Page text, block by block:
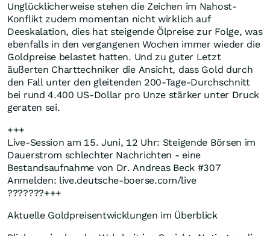
Unglücklicherweise stehen die Zeichen im Nahost-
Konflikt zudem momentan nicht wirklich auf
Deeskalation, dies hat steigende Ölpreise zur Folge, was
ebenfalls in den vergangenen Wochen immer wieder die
Goldpreise belastet hatten. Und zu guter Letzt
äußerten Charttechniker die Ansicht, dass Gold durch
den Fall unter den gleitenden 200-Tage-Durchschnitt
bei rund 4.400 US-Dollar pro Unze stärker unter Druck
geraten sei.
+++
Live-Session am 15. Juni, 12 Uhr: Steigende Börsen im
Dauerstrom schlechter Nachrichten - eine
Bestandsaufnahme von Dr. Andreas Beck #307
Anmelden: live.deutsche-boerse.com/live
???????+++
Aktuelle Goldpreisentwicklungen im Überblick